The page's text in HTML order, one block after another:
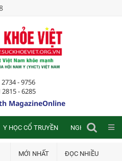
2734 - 9756
2815 - 6285
MagazineOnline
Y HỌC CỔ TRUYỀN NGHIÊN CỨU
MỚI NHẤT ĐỌC NHIỀU